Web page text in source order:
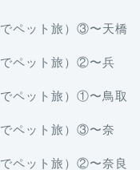
ペット旅）③〜天橋
ペット旅）②〜兵
ペット旅）①〜鳥取
ペット旅）③〜奈
ペット旅）②〜奈良